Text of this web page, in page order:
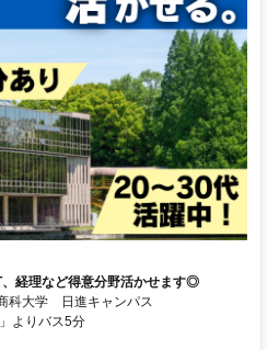
経理など得意分野活かせます◎
科大学 日進キャンパス
よりバス5分